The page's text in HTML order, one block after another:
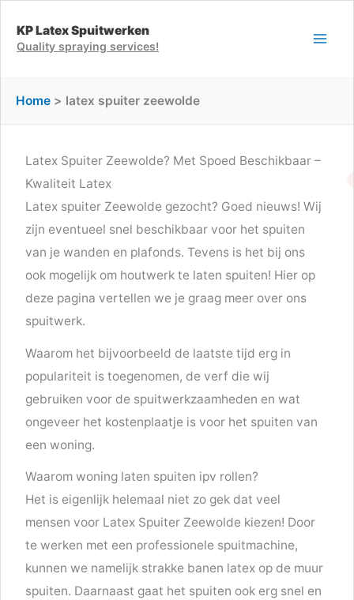
naarKP Latex Spuitwerken
Quality spraying services!
Home latex spuiter zeewolde
Latex Spuiter Zeewolde? Met Spoed Beschikbaar –
Kwaliteit Latex
Latex spuiter Zeewolde gezocht? Goed nieuws! Wij
zijn eventueel snel beschikbaar voor het spuiten
van je wanden en plafonds. Tevens is het bij ons
ook mogelijk om houtwerk te laten spuiten! Hier op
deze pagina vertellen we je graag meer over ons
spuitwerk.
Waarom het bijvoorbeeld de laatste tijd erg in
populariteit is toegenomen, de verf die wij
gebruiken voor de spuitwerkzaamheden en wat
ongeveer het kostenplaatje is voor het spuiten van
een woning.
Waarom woning laten spuiten ipv rollen?
Het is eigenlijk helemaal niet zo gek dat veel
mensen voor Latex Spuiter Zeewolde kiezen! Door
te werken met een professionele spuitmachine,
kunnen we namelijk strakke banen latex op de muur
spuiten. Daarnaast gaat het spuiten ook erg snel en